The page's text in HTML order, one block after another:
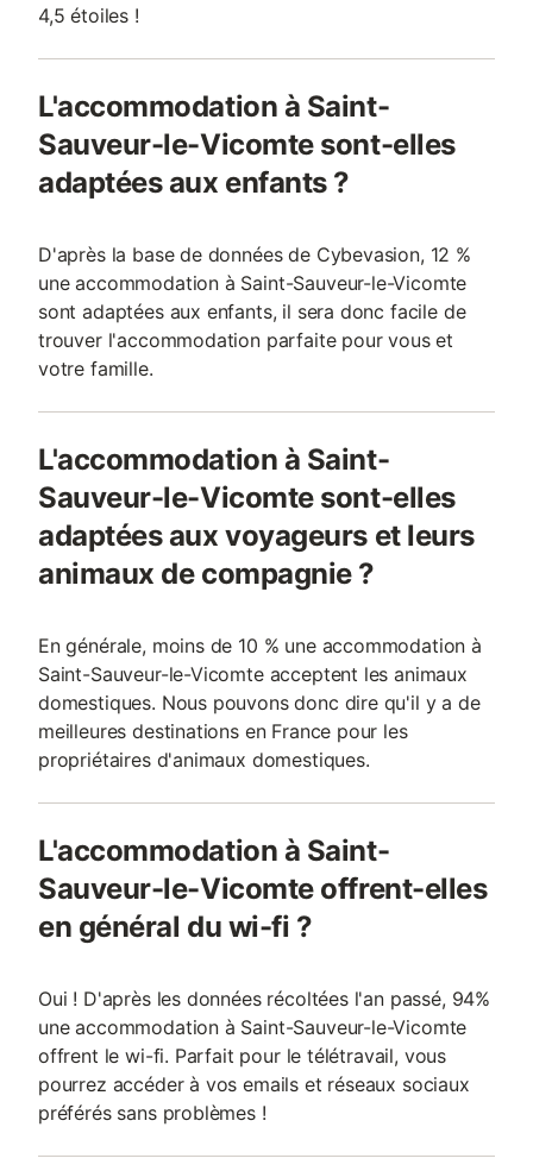
4,5 étoiles !
L'accommodation à Saint-
Sauveur-le-Vicomte sont-elles
adaptées aux enfants ?
D'après la base de données de Cybevasion, 12 %
une accommodation à Saint-Sauveur-le-Vicomte
sont adaptées aux enfants, il sera donc facile de
trouver l'accommodation parfaite pour vous et
votre famille.
L'accommodation à Saint-
Sauveur-le-Vicomte sont-elles
adaptées aux voyageurs et leurs
animaux de compagnie ?
En générale, moins de 10 % une accommodation à
Saint-Sauveur-le-Vicomte acceptent les animaux
domestiques. Nous pouvons donc dire qu'il y a de
meilleures destinations en France pour les
propriétaires d'animaux domestiques.
L'accommodation à Saint-
Sauveur-le-Vicomte offrent-elles
en général du wi-fi ?
Oui ! D'après les données récoltées l'an passé, 94%
une accommodation à Saint-Sauveur-le-Vicomte
offrent le wi-fi. Parfait pour le télétravail, vous
pourrez accéder à vos emails et réseaux sociaux
préférés sans problèmes !